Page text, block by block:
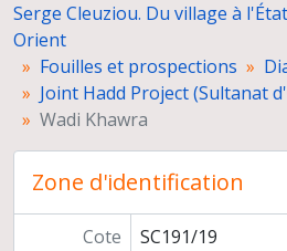
Wadi
Wadi
Prospection
Dossiers non
Prospections des sites
Photographies
Serge Cleuziou. Du village à
Orient
Fouilles et prospections
Joint Hadd Project (Sultanat
Wadi Khawra
Zone d'identification
Cote
SC191/19